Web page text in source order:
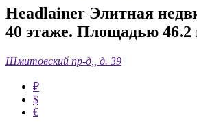
Headlainer Элитная
40 этаже. Площадью 46.2
Шмитовский пр-д,, д. 39
₽
$
€